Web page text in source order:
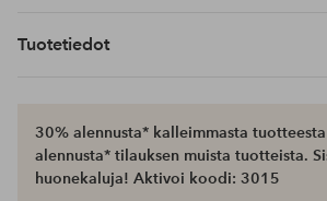
Tuotetiedot
30% alennusta* kalleimmasta
alennusta* tilauksen muista tuotteista.
huonekaluja! Aktivoi koodi: 3015